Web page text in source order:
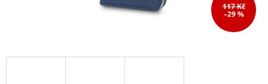
117 Kč
–29 %